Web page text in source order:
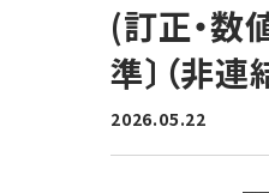
(訂正・数
準〕（非
2026.05.22